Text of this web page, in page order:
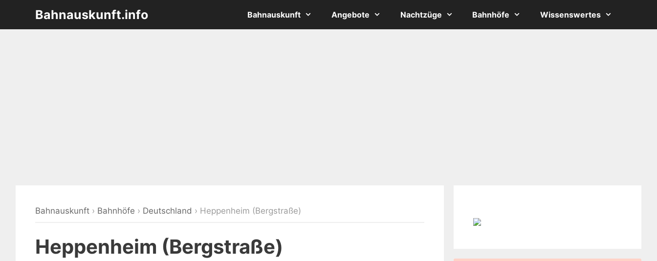
springen
Bahnauskunft.info Bahnauskunft Angebote Nachtzüge Bahnhöfe Wissenswertes
Bahnauskunft › Bahnhöfe › Deutschland › Heppenheim (Bergstraße)
Heppenheim (Bergstraße)